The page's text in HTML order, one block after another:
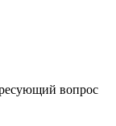
вопрос